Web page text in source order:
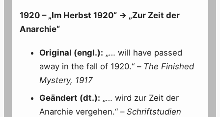
1920 – „Im Herbst 1920“ → „Zur Zeit der
Anarchie“
Original (engl.): „… will have passed
away in the fall of 1920.“ – The Finished
Mystery, 1917
Geändert (dt.): „… wird zur Zeit der
Anarchie vergehen.“ – Schriftstudien